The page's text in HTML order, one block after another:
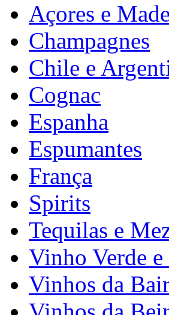
Açores e
Champagnes
Chile e
Cognac
Espanha
Espumantes
França
Spirits
Tequilas e
Vinho Verde
Vinhos da